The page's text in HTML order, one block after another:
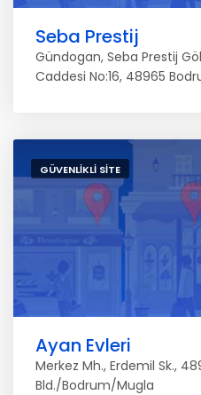
Seba Prestij
Gündogan, Seba Prestij
Caddesi No:16, 48965
GÜVENLIKLI SITE
Ayan Evleri
Merkez Mh., Erdemil Sk.,
Bld./Bodrum/Mugla